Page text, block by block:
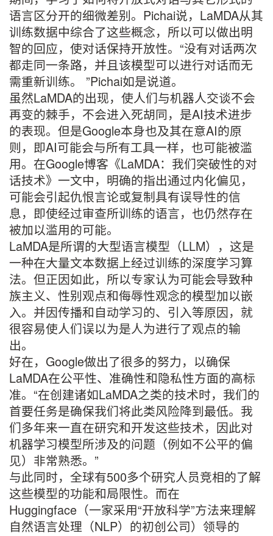
语言区分开的细微差别。Pichai说，LaMDA从其
训练数据中综合了这些概念，所以可以做出明
智的回应，使对话保持开放性。“没有对话两次
都走同一条路，并且该模型可以进行对话而无
需重新训练。 ”Pichai如是说道。
虽然LaMDA的出现，使人们与机器人交谈不会
再变的棘手，不会进入死胡同，是AI技术进步
的表现。但是Google本身也及其在意AI的原
则，即AI可能会与所有工具一样，也可能被滥
用。在Google博客《LaMDA：我们突破性的对
话技术》一文中，明确的指出通过内化偏见，
可能会引起仇恨言论或复制具有误导性的信
息，即使经过审查所训练的语言，也仍然存在
被加以滥用的可能。
LaMDA是所谓的大型语言模型（LLM），这是
一种在大量文本数据上经过训练的深度学习算
法。但正因如此，所以专家认为可能会导致种
族主义、性别观点和侮辱性观念的模型加以嵌
入。并因传播和自动学习的、引入等原因，就
很容易使人们误以为是人为进行了观点的输
出。
好在，Google做出了很多的努力，以确保
LaMDA在公平性、准确性和隐私性方面的高标
准。“在创建诸如LaMDA之类的技术时，我们的
首要任务是确保我们将此类风险降到最低。我
们多年来一直在研究和开发这些技术，因此对
机器学习模型所涉及的问题（例如不公平的偏
见）非常熟悉。”
与此同时，全球有500多个研究人员竞相的了解
这些模型的功能和局限性。而在
Huggingface（一家采用“开放科学”方法来理解
自然语言处理（NLP）的初创公司）领导的